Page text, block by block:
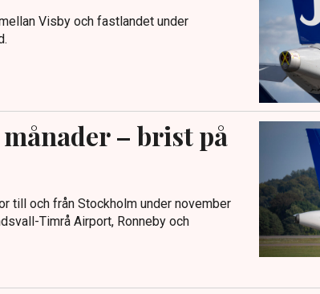
Visby och fastlandet under
– brist på
till och från Stockholm under november
Timrå Airport, Ronneby och